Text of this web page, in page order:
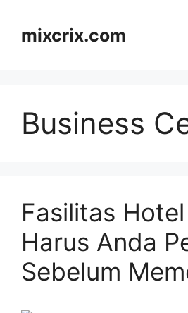
contentmixcrix.com
Business
Fasilitas
Harus Anda
Sebelum